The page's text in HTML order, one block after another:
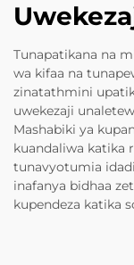
Tunapatikana na
wa kifaa na
zinatathmini
uwekezaji
Mashabiki ya
kuandaliwa katika
tunavyotumia
inafanya bidhaa
kupendeza katika